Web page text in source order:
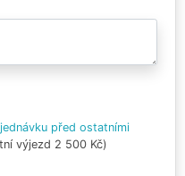
před ostatními
výjezd 2 500 Kč)